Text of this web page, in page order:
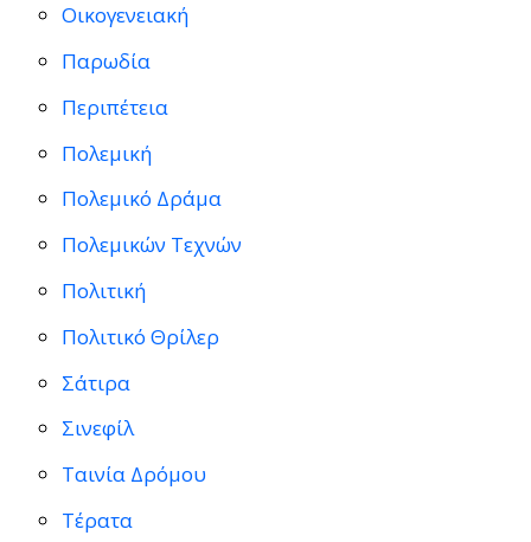
Οικογενειακή
Παρωδία
Περιπέτεια
Πολεμική
Πολεμικό Δράμα
Πολεμικών Τεχνών
Πολιτική
Πολιτικό Θρίλερ
Σάτιρα
Σινεφίλ
Ταινία Δρόμου
Τέρατα